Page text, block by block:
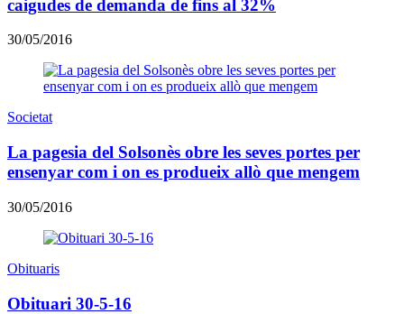
caigudes de demanda de fins al 32%
30/05/2016
Societat
La pagesia del Solsonès obre les seves portes per
ensenyar com i on es produeix allò que mengem
30/05/2016
Obituaris
Obituari 30-5-16